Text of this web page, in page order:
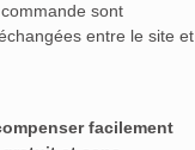
sont
entre le site et
facilement